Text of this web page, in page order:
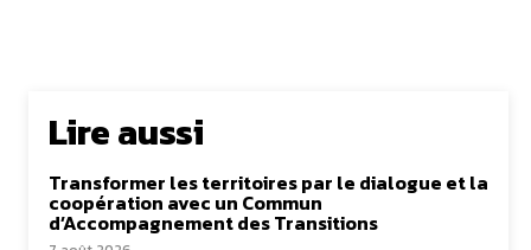
Lire aussi
Transformer les territoires par le dialogue et la
coopération avec un Commun
d’Accompagnement des Transitions